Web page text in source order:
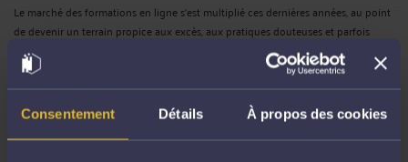
Consentement Détails À propos des cookies
Le marché des formations en ligne s’est multiplié ces dernières années, au point
de devenir un terrain propice aux excès, aux pratiques douteuses et parfois
même à de véritables arnaques financières. L’essor des outils numériques a
facilité l’apparition de centaines de ...